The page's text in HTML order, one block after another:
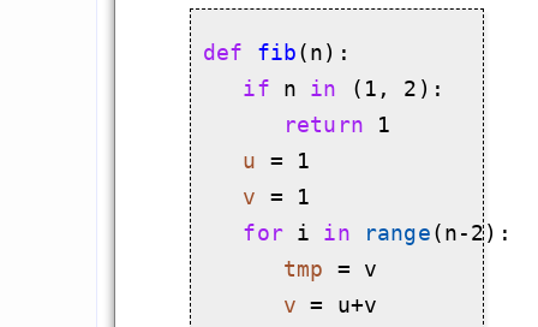
def fib(n):
if n in (1, 2):
return 1
u = 1
v = 1
for i in range(n-2):
tmp = v
v = u+v